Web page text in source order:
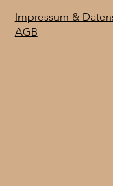
G
r
Impressum &
AGB